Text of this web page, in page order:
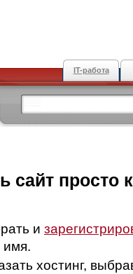
IT-работа
сайт просто
и
имя.
хостинг,